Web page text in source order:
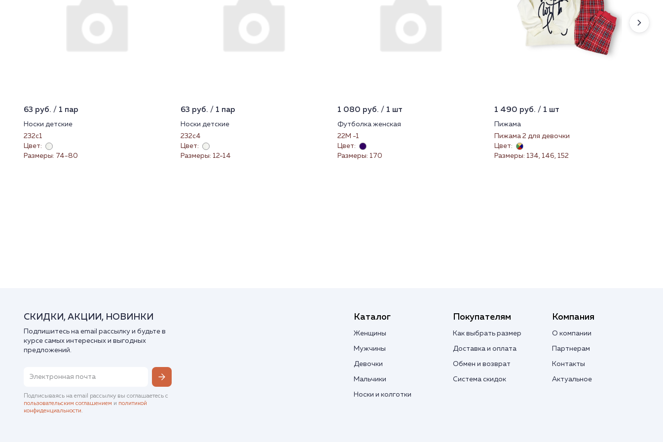
63 руб. / 1 пар
Носки детские
232с1
Цвет:
Размеры: 74-80
63 руб. / 1 пар
Носки детские
232с4
Цвет:
Размеры: 12-14
1 080 руб. / 1 шт
Футболка женская
22М -1
Цвет:
Размеры: 170
1 490 руб. / 1 шт
Пижама
Пижама 2 для девочки
Цвет:
Размеры: 134, 146, 152
СКИДКИ, АКЦИИ, НОВИНКИ
Подпишитесь на email рассылку и будьте в
курсе самых интересных и выгодных
предложений.
Подписываясь на email рассылку вы соглашаетесь с
пользовательским соглашением и политикой
конфиденциальности.
Каталог
Женщины
Мужчины
Девочки
Мальчики
Носки и колготки
Покупателям
Как выбрать размер
Доставка и оплата
Обмен и возврат
Система скидок
Компания
О компании
Партнерам
Контакты
Актуальное